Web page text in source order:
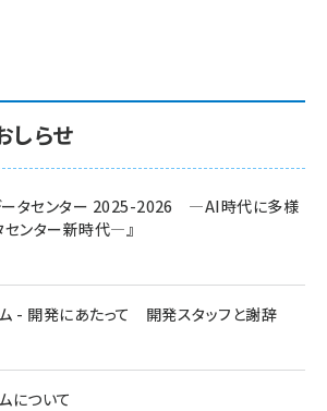
しらせ
データセンター 2025-2026 ―AI時代に多様
センター新時代―』
- 開発にあたって 開発スタッフと謝辞
について